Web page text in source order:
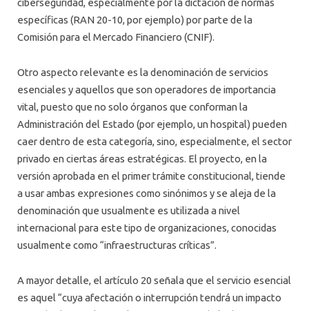
específicas (RAN 20-10, por ejemplo) por parte de la
Comisión para el Mercado Financiero (CNIF).
Otro aspecto relevante es la denominación de servicios
esenciales y aquellos que son operadores de importancia
vital, puesto que no solo órganos que conforman la
Administración del Estado (por ejemplo, un hospital) pueden
caer dentro de esta categoría, sino, especialmente, el sector
privado en ciertas áreas estratégicas. El proyecto, en la
versión aprobada en el primer trámite constitucional, tiende
a usar ambas expresiones como sinónimos y se aleja de la
denominación que usualmente es utilizada a nivel
internacional para este tipo de organizaciones, conocidas
usualmente como “infraestructuras críticas”.
A mayor detalle, el artículo 20 señala que el servicio esencial
es aquel “cuya afectación o interrupción tendrá un impacto